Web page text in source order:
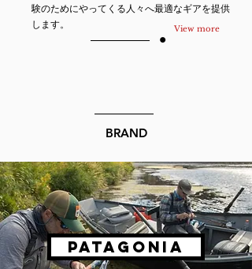
View more
験のためにやってくる人々へ最適なギアを提供
します。
​BRAND
Patagonia